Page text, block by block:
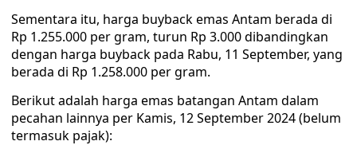
Sementara itu, harga buyback emas Antam berada di
Rp 1.255.000 per gram, turun Rp 3.000 dibandingkan
dengan harga buyback pada Rabu, 11 September, yang
berada di Rp 1.258.000 per gram.
Berikut adalah harga emas batangan Antam dalam
pecahan lainnya per Kamis, 12 September 2024 (belum
termasuk pajak):